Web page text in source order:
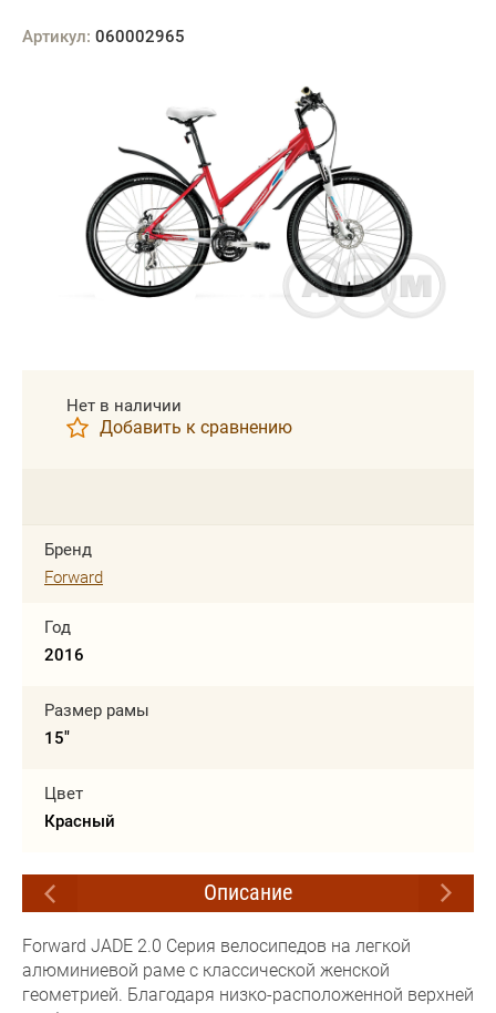
Артикул: 060002965
Нет в наличии
Добавить к сравнению
Бренд
Forward
Год
2016
Размер рамы
15"
Цвет
Красный
Описание
Forward JADE 2.0 Серия велосипедов на легкой
алюминиевой раме с классической женской
геометрией. Благодаря низко-расположенной верхней